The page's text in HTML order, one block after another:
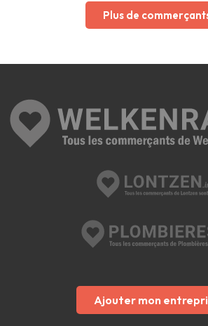
Plus de
Ajouter mon